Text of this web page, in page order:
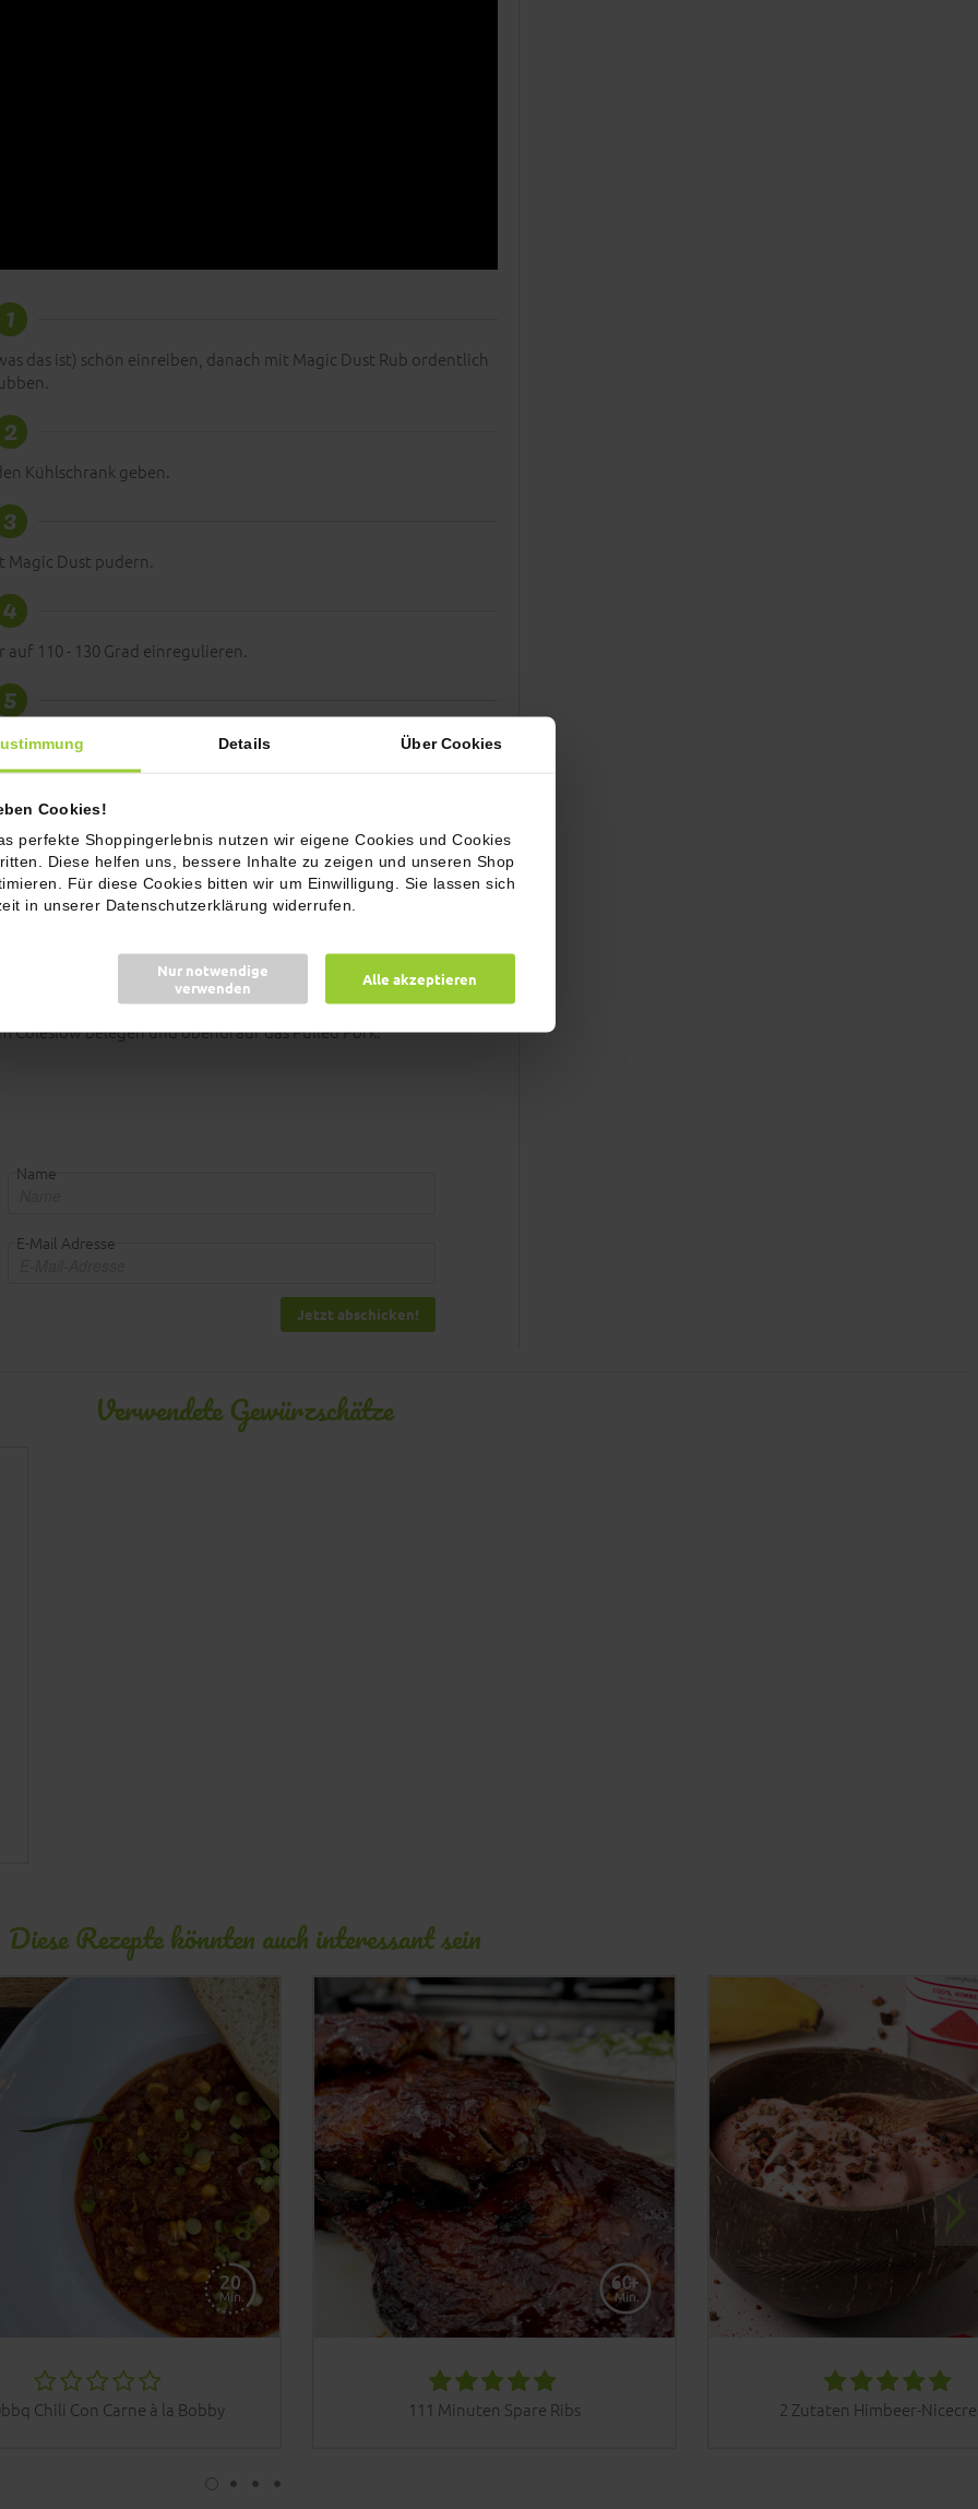
Details Über Cookies
Cookies!
perfekte Shoppingerlebnis nutzen wir eigene Cookies und Cookies
Diese helfen uns, bessere Inhalte zu zeigen und unseren Shop
Für diese Cookies bitten wir um Einwilligung. Sie lassen sich
in unserer Datenschutzerklärung widerrufen.
Nur notwendige
verwenden
Alle akzeptieren
1
das ist) schön einreiben, danach mit Magic Dust Rub ordentlich
2
Kühlschrank geben.
3
Magic Dust pudern.
4
110 - 130 Grad einregulieren.
5
in einen Nacken stecken.
6
haben. Die Nacken in Butcherpaper und ALUFolie einpacken
Thermobox ruhen lassen.
7
bei Bedarf mit etwas BBQ Sauce mischen.
Coleslow belegen und obendrauf das Pulled Pork.
Name
E-Mail Adresse
Jetzt abschicken!
Verwendete Gewürzschätze
Diese Rezepte könnten auch interessant sein
Chili Con Carne à la Bobby 111 Minuten Spare Ribs 2 Zutaten Himbeer-